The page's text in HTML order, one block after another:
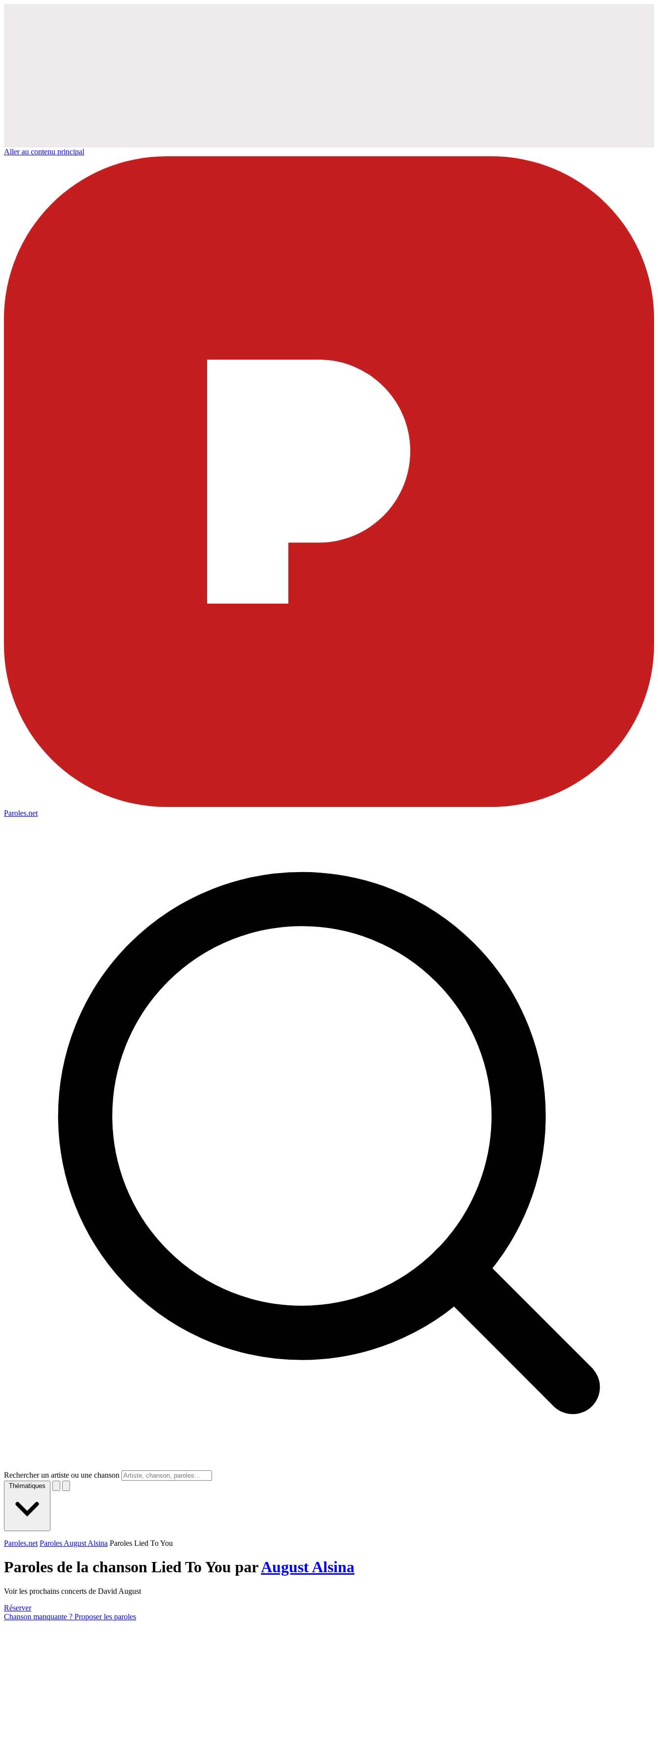
Aller au contenu principal
Paroles.net
Rechercher un artiste ou une chanson
Thématiques
Paroles.net Paroles August Alsina Paroles Lied To You
Paroles de la chanson Lied To You parAugust Alsina
Voir les prochains concerts de David August
Réserver
Chanson manquante ? Proposer les paroles